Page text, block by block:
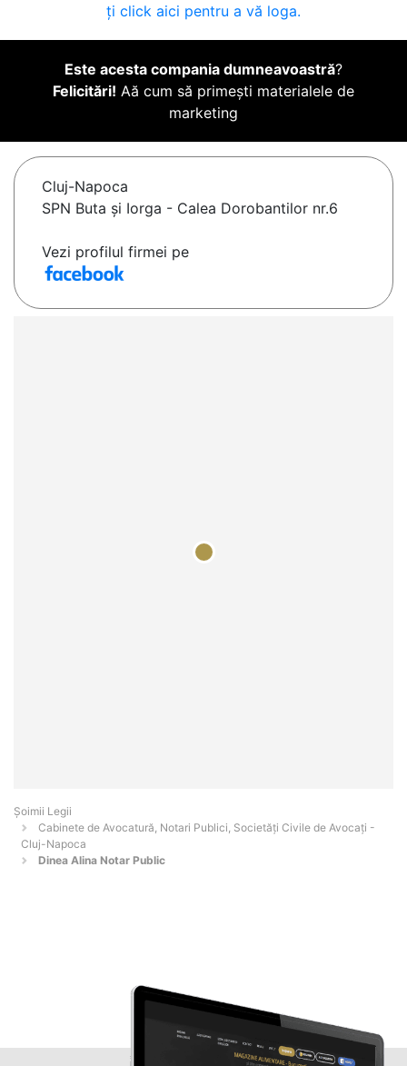
ți click aici pentru a vă loga.
Este acesta compania dumneavoastră?
Felicitări! Aă cum să primești materialele de
marketing
Cluj-Napoca
SPN Buta și Iorga - Calea Dorobantilor nr.6
Vezi profilul firmei pe
Șoimii Legii
Cabinete de Avocatură, Notari Publici, Societăți Civile de Avocați -
Cluj-Napoca
Dinea Alina Notar Public